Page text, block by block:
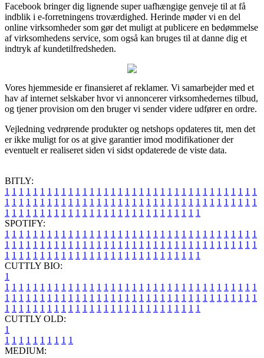
Facebook bringer dig lignende super uafhængige genveje til at få
indblik i e-forretningens troværdighed. Herinde møder vi en del
online virksomheder som gør det muligt at publicere en bedømmelse
af virksomhedens service, som også kan bruges til at danne dig et
indtryk af kundetilfredsheden.
Vores hjemmeside er finansieret af reklamer. Vi samarbejder med et
hav af internet selskaber hvor vi annoncerer virksomhedernes tilbud,
og tjener provision om den bruger vi sender videre udfører en ordre.
Vejledning vedrørende produkter og netshops opdateres tit, men det
er ikke muligt for os at give garantier imod modifikationer der
eventuelt er realiseret siden vi sidst opdaterede de viste data.
BITLY:
1 1 1 1 1 1 1 1 1 1 1 1 1 1 1 1 1 1 1 1 1 1 1 1 1 1 1 1 1 1 1 1 1 1 1 1
1 1 1 1 1 1 1 1 1 1 1 1 1 1 1 1 1 1 1 1 1 1 1 1 1 1 1 1 1 1 1 1 1 1 1 1
1 1 1 1 1 1 1 1 1 1 1 1 1 1 1 1 1 1 1 1 1 1 1 1 1 1 1 1
SPOTIFY:
1 1 1 1 1 1 1 1 1 1 1 1 1 1 1 1 1 1 1 1 1 1 1 1 1 1 1 1 1 1 1 1 1 1 1 1
1 1 1 1 1 1 1 1 1 1 1 1 1 1 1 1 1 1 1 1 1 1 1 1 1 1 1 1 1 1 1 1 1 1 1 1
1 1 1 1 1 1 1 1 1 1 1 1 1 1 1 1 1 1 1 1 1 1 1 1 1 1 1 1
CUTTLY BIO:
1
1 1 1 1 1 1 1 1 1 1 1 1 1 1 1 1 1 1 1 1 1 1 1 1 1 1 1 1 1 1 1 1 1 1 1 1
1 1 1 1 1 1 1 1 1 1 1 1 1 1 1 1 1 1 1 1 1 1 1 1 1 1 1 1 1 1 1 1 1 1 1 1
1 1 1 1 1 1 1 1 1 1 1 1 1 1 1 1 1 1 1 1 1 1 1 1 1 1 1 1
CUTTLY OLD:
1
1 1 1 1 1 1 1 1 1 1
MEDIUM: